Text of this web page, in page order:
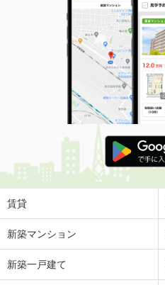
賃貸
新築マンション
新築一戸建て